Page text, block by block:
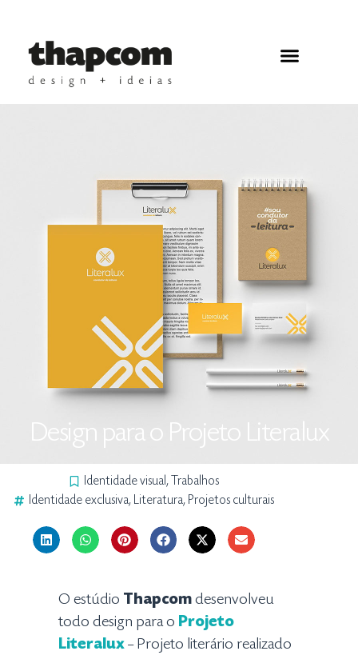
Design para o Projeto Literalux
Identidade visual ,
Trabalhos
Identidade exclusiva, Literatura, Projetos culturais
O estúdio Thapcom desenvolveu
todo design para o Projeto
Literalux – Projeto literário realizado